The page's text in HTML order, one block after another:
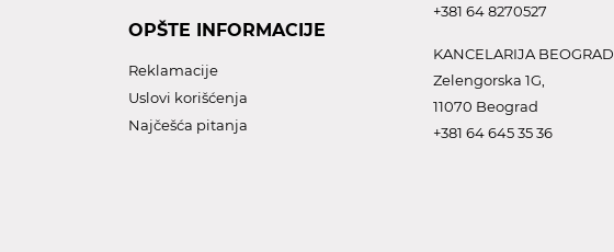
OPŠTE INFORMACIJE
Reklamacije
Uslovi korišćenja
Najčešća pitanja
+381 64 8270527
KANCELARIJA BEOGRAD
Zelengorska 1G,
11070 Beograd
+381 64 645 35 36